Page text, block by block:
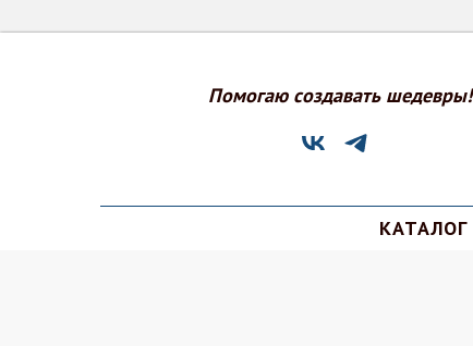
Помогаю создавать шедевры!
КАТАЛОГ